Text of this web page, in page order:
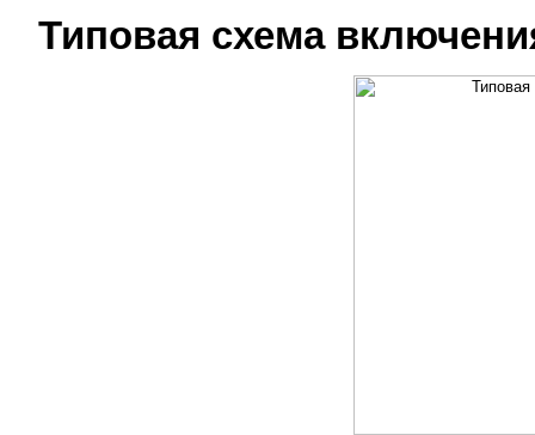
Типовая схема